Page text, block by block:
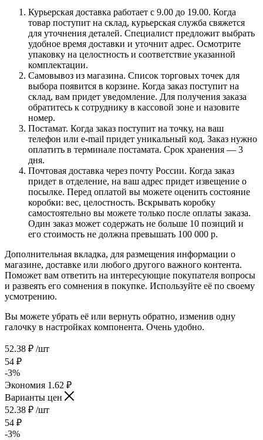
Курьерская доставка работает с 9.00 до 19.00. Когда
товар поступит на склад, курьерская служба свяжется
для уточнения деталей. Специалист предложит выбрать
удобное время доставки и уточнит адрес. Осмотрите
упаковку на целостность и соответствие указанной
комплектации.
Самовывоз из магазина. Список торговых точек для
выбора появится в корзине. Когда заказ поступит на
склад, вам придет уведомление. Для получения заказа
обратитесь к сотруднику в кассовой зоне и назовите
номер.
Постамат. Когда заказ поступит на точку, на ваш
телефон или e-mail придет уникальный код. Заказ нужно
оплатить в терминале постамата. Срок хранения — 3
дня.
Почтовая доставка через почту России. Когда заказ
придет в отделение, на ваш адрес придет извещение о
посылке. Перед оплатой вы можете оценить состояние
коробки: вес, целостность. Вскрывать коробку
самостоятельно вы можете только после оплаты заказа.
Один заказ может содержать не больше 10 позиций и
его стоимость не должна превышать 100 000 р.
Дополнительная вкладка, для размещения информации о
магазине, доставке или любого другого важного контента.
Поможет вам ответить на интересующие покупателя вопросы
и развеять его сомнения в покупке. Используйте её по своему
усмотрению.
Вы можете убрать её или вернуть обратно, изменив одну
галочку в настройках компонента. Очень удобно.
52.38 ₽ /шт
54 ₽
-3%
Экономия 1.62 ₽
Варианты цен
52.38 ₽ /шт
54 ₽
-3%